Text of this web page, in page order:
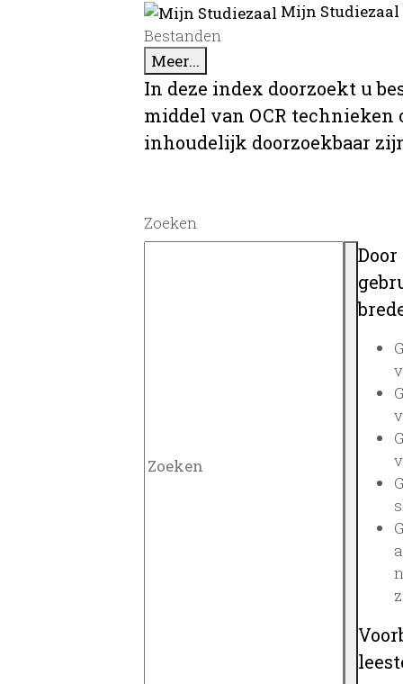
Mijn
Bestanden
Meer...
In deze index doorzoekt u
middel van OCR
inhoudelijk doorzoekbaar
Zoeken